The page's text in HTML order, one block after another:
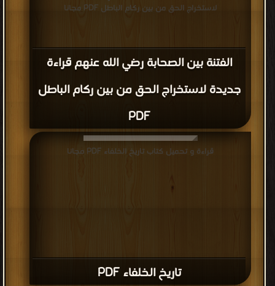
الفتنة بين الصحابة رضي الله عنهم قراءة
جديدة لاستخراج الحق من بين ركام الباطل
PDF
لاستخراج الحق من بين ركام الباطل PDF مجانا
تاريخ الخلفاء PDF
قراءة و تحميل كتاب تاريخ الخلفاء PDF مجانا